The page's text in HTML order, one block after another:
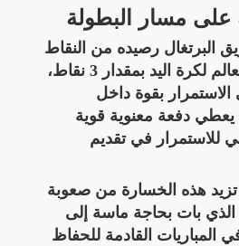
على مسار البطولة
البرتغال رصيده من النقاط
في بطولة بطولة العالم لكرة اليد بمقدار 3 نقاط،
بقوة داخل
يعطي دفعة معنوية قوية
للاستمرار في تقديم
تزيد هذه الخسارة من صعوبة
الذي بات بحاجة ماسة إلى
المباريات القادمة للحفاظ